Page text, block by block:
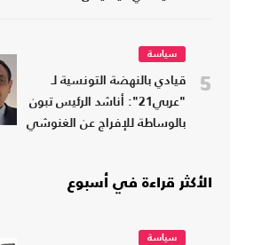
5
سياسة
قيادي بالنهضة التونسية لـ
"عربي21": أناشد الرئيس تبون
بالوساطة للإفراج عن الغنوشي
الأكثر قراءة في أسبوع
سياسة